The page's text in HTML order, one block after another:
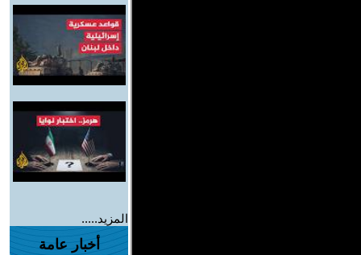
المزيد.....
أخبار عامة